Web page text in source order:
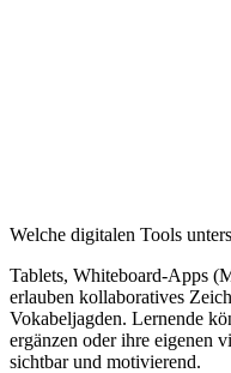
Welche digitalen Tools
Tablets, Whiteboard-Apps
erlauben kollaboratives
Vokabeljagden. Lernende
ergänzen oder ihre eigenen
sichtbar und motivierend.